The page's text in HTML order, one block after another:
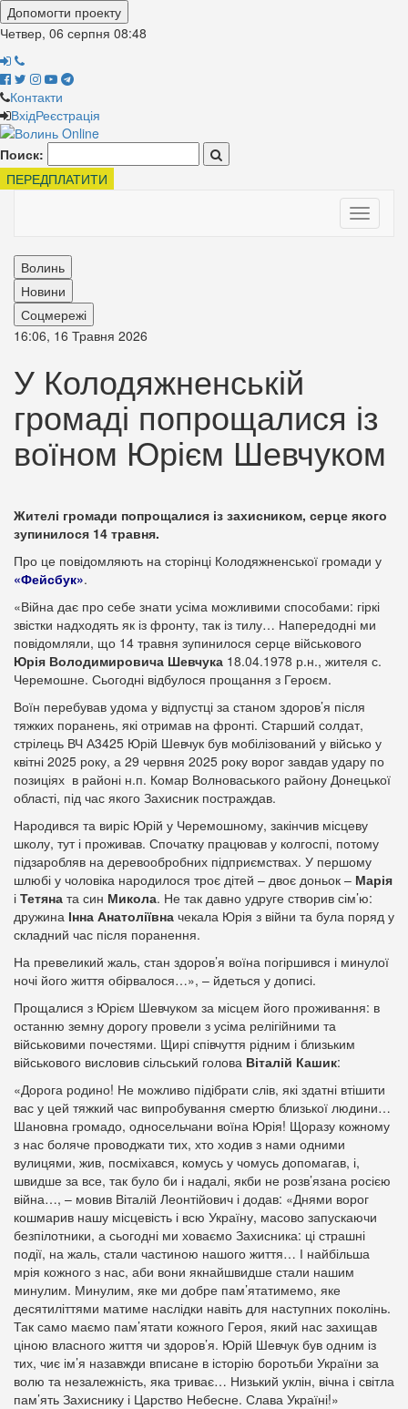
Допомогти проекту
Четвер, 06 серпня 08:48
Контакти
ВхідРеєстрація
Поиск:
ПЕРЕДПЛАТИТИ
Toggle
Волинь
Новини
Соцмережі
16:06, 16 Травня 2026
У Колодяжненській
громаді попрощалися із
воїном Юрієм Шевчуком
Жителі громади попрощалися із захисником, серце якого
зупинилося 14 травня.
Про це повідомляють на сторінці Колодяжненської громади у
«Фейсбук».
«Війна дає про себе знати усіма можливими способами: гіркі
звістки надходять як із фронту, так із тилу… Напередодні ми
повідомляли, що 14 травня зупинилося серце військового
Юрія Володимировича Шевчука 18.04.1978 р.н., жителя с.
Черемошне. Сьогодні відбулося прощання з Героєм.
Воїн перебував удома у відпустці за станом здоров’я після
тяжких поранень, які отримав на фронті. Старший солдат,
стрілець ВЧ А3425 Юрій Шевчук був мобілізований у військо у
квітні 2025 року, а 29 червня 2025 року ворог завдав удару по
позиціях в районі н.п. Комар Волноваського району Донецької
області, під час якого Захисник постраждав.
Народився та виріс Юрій у Черемошному, закінчив місцеву
школу, тут і проживав. Спочатку працював у колгоспі, потому
підзаробляв на деревообробних підприємствах. У першому
шлюбі у чоловіка народилося троє дітей – двоє доньок – Марія
і Тетяна та син Микола. Не так давно удруге створив сім’ю:
дружина Інна Анатоліївна чекала Юрія з війни та була поряд у
складний час після поранення.
На превеликий жаль, стан здоров’я воїна погіршився і минулої
ночі його життя обірвалося…», – йдеться у дописі.
Прощалися з Юрієм Шевчуком за місцем його проживання: в
останню земну дорогу провели з усіма релігійними та
військовими почестями. Щирі співчуття рідним і близьким
військового висловив сільський голова Віталій Кашик:
«Дорога родино! Не можливо підібрати слів, які здатні втішити
вас у цей тяжкий час випробування смертю близької людини…
Шановна громадо, односельчани воїна Юрія! Щоразу кожному
з нас боляче проводжати тих, хто ходив з нами одними
вулицями, жив, посміхався, комусь у чомусь допомагав, і,
швидше за все, так було би і надалі, якби не розв’язана росією
війна…, – мовив Віталій Леонтійович і додав: «Днями ворог
кошмарив нашу місцевість і всю Україну, масово запускаючи
безпілотники, а сьогодні ми ховаємо Захисника: ці страшні
події, на жаль, стали частиною нашого життя… І найбільша
мрія кожного з нас, аби вони якнайшвидше стали нашим
минулим. Минулим, яке ми добре пам’ятатимемо, яке
десятиліттями матиме наслідки навіть для наступних поколінь.
Так само маємо пам’ятати кожного Героя, який нас захищав
ціною власного життя чи здоров’я. Юрій Шевчук був одним із
тих, чиє ім’я назавжди вписане в історію боротьби України за
волю та незалежність, яка триває… Низький уклін, вічна і світла
пам’ять Захиснику і Царство Небесне. Слава Україні!»